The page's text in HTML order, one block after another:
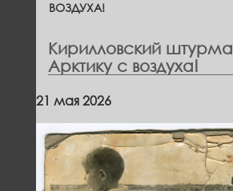
ВОЗДУХА!
Кирилловский
Арктику с воздуха!
21 мая 2026